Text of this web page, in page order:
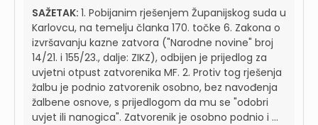
SAŽETAK: 1. Pobijanim rješenjem Županijskog suda u
Karlovcu, na temelju članka 170. točke 6. Zakona o
izvršavanju kazne zatvora ("Narodne novine" broj
14/21. i 155/23., dalje: ZIKZ), odbijen je prijedlog za
uvjetni otpust zatvorenika MF. 2. Protiv tog rješenja
žalbu je podnio zatvorenik osobno, bez navođenja
žalbene osnove, s prijedlogom da mu se "odobri
uvjet ili nanogica". Zatvorenik je osobno podnio i ...